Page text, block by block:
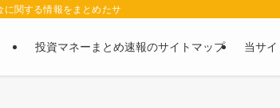
関する情報をまとめたサイトです。お金に関する情報の口
投資マネーまとめ速報のサイトマップ 当サ